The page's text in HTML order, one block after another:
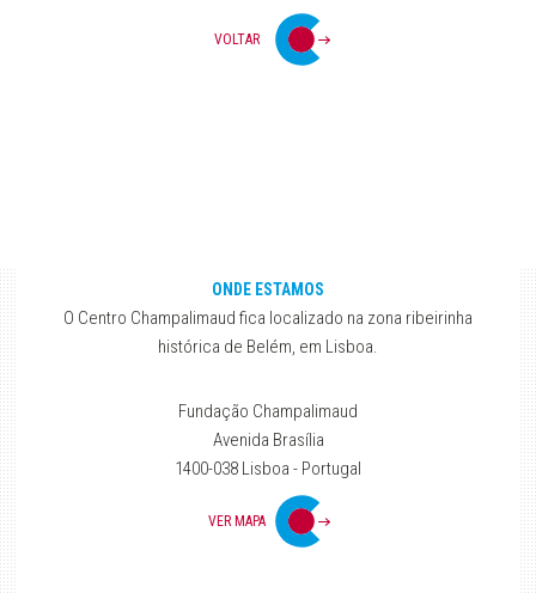
VOLTAR
ONDE ESTAMOS
O Centro Champalimaud fica localizado na zona ribeirinha
histórica de Belém, em Lisboa.
Fundação Champalimaud
Avenida Brasília
1400-038 Lisboa - Portugal
VER MAPA